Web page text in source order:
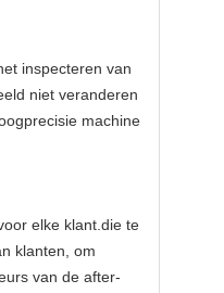
inspecteren van
niet veranderen
machine
elke klant.die te
klanten, om
van de after-